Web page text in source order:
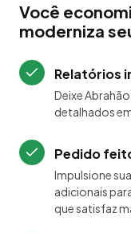
Você
moderniza
Relatórios
Deixe
detalhados
Pedido
Impulsione
adicionais
que satisfaz